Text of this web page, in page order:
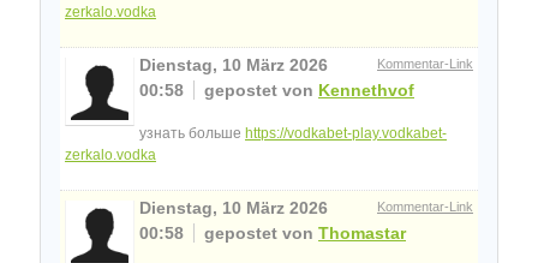
zerkalo.vodka
Kommentar-Link
Dienstag, 10 März 2026
00:58
gepostet von Kennethvof
узнать больше https://vodkabet-play.vodkabet-
zerkalo.vodka
Kommentar-Link
Dienstag, 10 März 2026
00:58
gepostet von Thomastar